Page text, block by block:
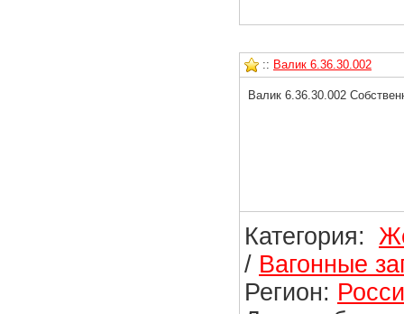
:: Валик 6.36.30.002
Валик 6.36.30.002
Категория:
/ Вагонные
Регион: